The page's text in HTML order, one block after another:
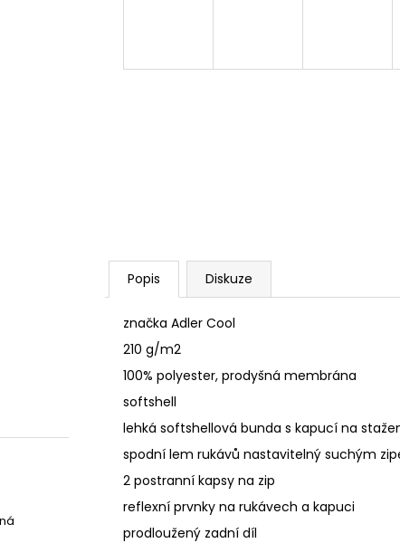
Popis Diskuze
značka Adler Cool
210 g/m2
100% polyester, prodyšná membrána
softshell
lehká softshellová bunda s kapucí na
spodní lem rukávů nastavitelný suchým
2 postranní kapsy na zip
reflexní prvnky na rukávech a kapuci
prodloužený zadní díl